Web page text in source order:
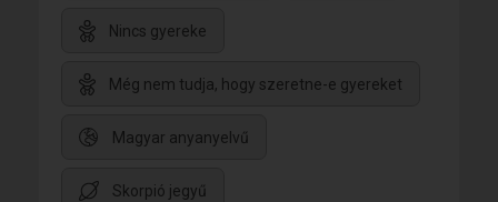
Nincs gyereke
Még nem tudja, hogy szeretne-e gyereket
Magyar anyanyelvű
Skorpió jegyű